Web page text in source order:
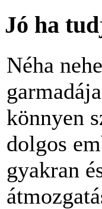
Jó ha
Néha
könnyen
dolgos
gyakran